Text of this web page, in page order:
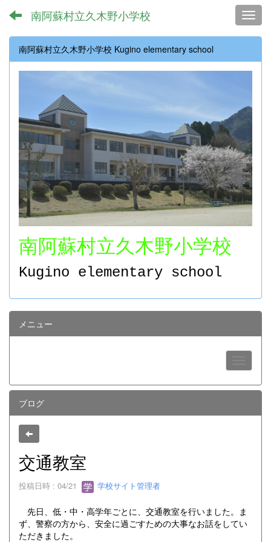
南阿蘇村立久木野小学校
南阿蘇村立久木野小学校 Kugino elementary school
南阿蘇村立久木野小学校
Kugino elementary school
メニュー
ブログ
交通教室
投稿日時 : 04/21 学校サイト管理者
先日、低・中・高学年ごとに、交通教室を行いました。ま
ず、警察の方から、安全に過ごすための大事なお話をしてい
ただきました。